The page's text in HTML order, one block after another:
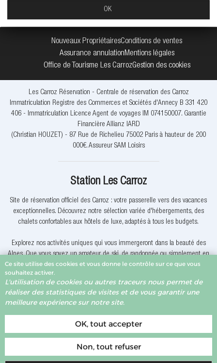
Nouveaux PropriétairesConditions de ventes
Assurance annulationMentions légales
Office de Tourisme Les CarrozGestion des cookies
Les Carroz Réservation - Centrale de réservation des Carroz
Immatriculation Registre des Commerces et Sociétés d'Annecy B 331 420
406 - Immatriculation Licence Agent de voyages IM 074150007. Garantie
Financière Allianz IARD
(Christian HOUZET) - 87 Rue de Richelieu 75002 Paris à hauteur de 200
000€. Assureur SAM Loisirs
Station Les Carroz
Site de réservation officiel des Carroz : votre passerelle vers des vacances
exceptionnelles. Découvrez notre sélection variée d'hébergements, des
chalets confortables aux hôtels de luxe, adaptés à tous les budgets.
Explorez nos activités uniques qui vous immergeront dans la beauté des
Alpes. Que vous soyez un amateur de ski, de randonnée ou simplement en
quête de détente, nous avons quelque chose pour vous.
Pourquoi réserver avec nous? Nous offrons des offres exclusives, une
assistance client dévouée et la garantie du meilleur prix. Votre expérience
Ce site utilise des cookies et vous donne le contrôle sur ce que vous
souhaitez activer.
L'utilisation de cookies ou autres traceurs nous permet de
réaliser des statistiques de visites et de vous garantir une
meilleure expérience sur notre site.
OK, tout accepter
Non, tout refuser